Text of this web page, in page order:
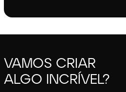
VAMOS CRIAR
ALGO INCRÍVEL?